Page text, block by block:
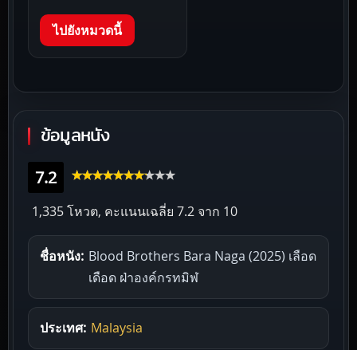
ไปยังหมวดนี้
ข้อมูลหนัง
7.2
1,335 โหวต, คะแนนเฉลี่ย 7.2 จาก 10
ชื่อหนัง: Blood Brothers Bara Naga (2025) เลือด
เดือด ฝ่าองค์กรทมิฬ
ประเทศ: Malaysia